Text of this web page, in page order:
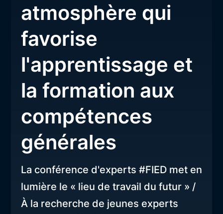
atmosphère qui
favorise
l'apprentissage et
la formation aux
compétences
générales
La conférence d'experts #FIED met en
lumière le « lieu de travail du futur » /
À la recherche de jeunes experts